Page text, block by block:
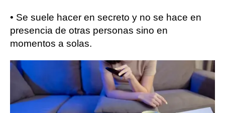
• Se suele hacer en secreto y no se hace en
presencia de otras personas sino en
momentos a solas.